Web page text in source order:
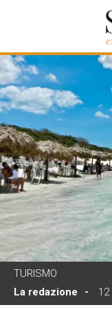
TURISMO
La redazione